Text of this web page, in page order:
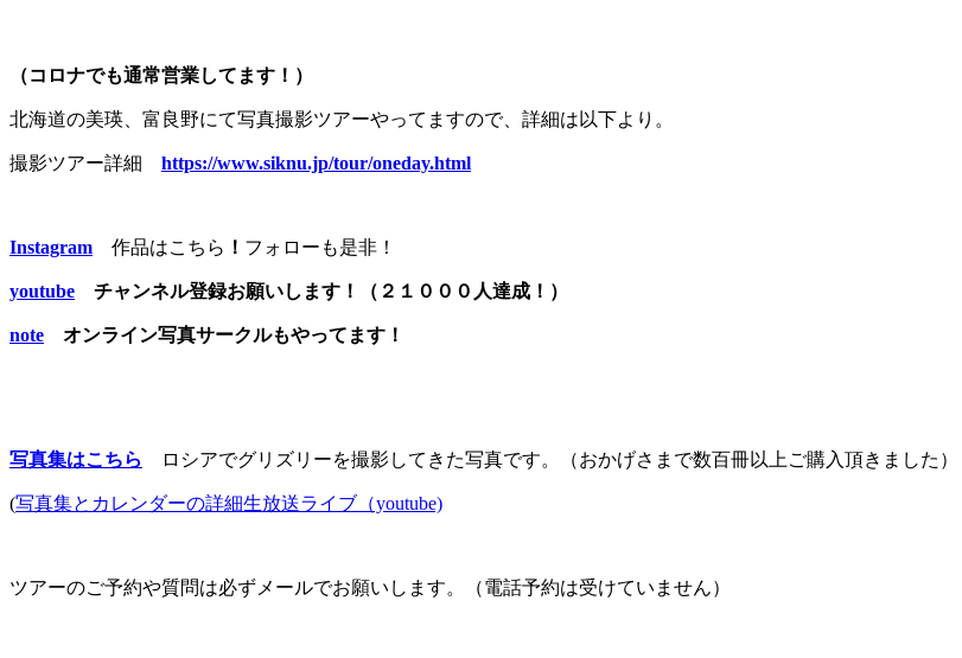
（コロナでも通常営業してます！）
北海道の美瑛、富良野にて写真撮影ツアーやってますので、詳細は以下より。
撮影ツアー詳細 https://www.siknu.jp/tour/oneday.html
Instagram 作品はこちら ！ フォローも是非！
youtube チャンネル登録お願いします！（２１０００人達成！）
note オンライン写真サークルもやってます！
写真集はこちら ロシアでグリズリーを撮影してきた写真です。（おかげさまで数百冊以上ご購入頂きました）
(写真集とカレンダーの詳細生放送ライブ（youtube)
ツアーのご予約や質問は必ずメールでお願いします。（電話予約は受けていません）